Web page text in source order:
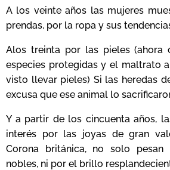
A los veinte años las mujeres
prendas, por la ropa y sus
Alos treinta por las pieles (ahora
especies protegidas y el maltrato
visto llevar pieles) Si las heredas
excusa que ese animal lo
Y a partir de los cincuenta años,
interés por las joyas de gran
Corona británica, no solo pesan
nobles, ni por el brillo